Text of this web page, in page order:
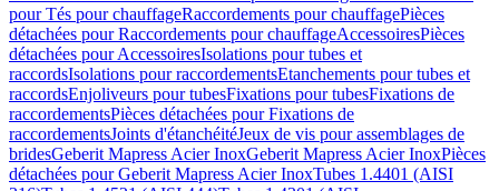
pour Tés pour chauffageRaccordements pour chauffagePièces
détachées pour Raccordements pour chauffageAccessoiresPièces
détachées pour AccessoiresIsolations pour tubes et
raccordsIsolations pour raccordementsEtanchements pour tubes et
raccordsEnjoliveurs pour tubesFixations pour tubesFixations de
raccordementsPièces détachées pour Fixations de
raccordementsJoints d'étanchéitéJeux de vis pour assemblages de
bridesGeberit Mapress Acier InoxGeberit Mapress Acier InoxPièces
détachées pour Geberit Mapress Acier InoxTubes 1.4401 (AISI